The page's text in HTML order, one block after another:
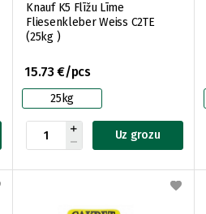
Knauf K5 Flīžu Līme
Fliesenkleber Weiss C2TE
(25kg )
15.73 €/pcs
25kg
Uz grozu